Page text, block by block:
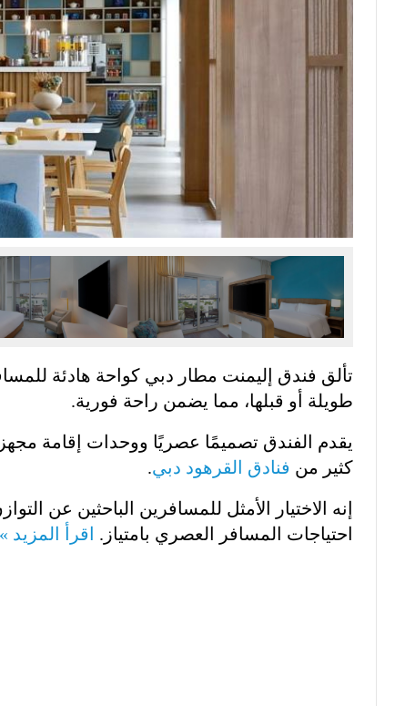
تألق فندق إليمنت مطار دبي كواحة هادئة
طويلة أو قبلها، مما يضمن راحة فورية.
يقدم الفندق تصميمًا عصريًا ووحدات إقامة
كثير من فنادق القرهود دبي.
إنه الاختيار الأمثل للمسافرين الباحثين عن
احتياجات المسافر العصري بامتياز.
اقرأ المزيد »